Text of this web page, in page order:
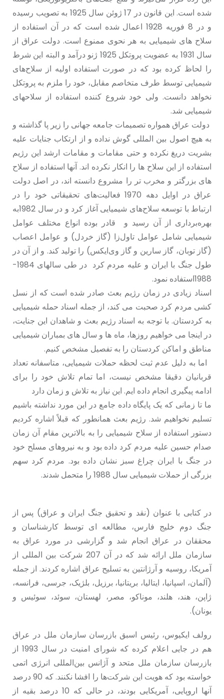
شده‌ است. این قانون در 17 ژوئن سال 1925 به تصویب رسیده
و در 8 فوریه 1928 اعمال شده است کە در آن استفاده از
سلاح های شیمیایی به هر نحوی ممنوع است. دولت عراق از
سال 1931 به عضویت پروتکل 1925 ژنو درآمد و البته این شرط
را لحاظ کرده بود که در صورت استفاده‌ اولیه از سلاح‌های
شیمیایی توسط طرف متخاصم مقابل، خود را ملزم به پروتکل
نخواهد دانست. ولی خود شروع کنندە استفادە از سلاحهای
شیمیایی شد.
دولت عراق همواره تصمیمات جامعه جهانی را زیر پا گذاشته و
به هیچ اصول بین المللی گوش نداده و از ارتکاب جنایات علیه
بشریت دریغ نکرده و حتی مقامات و مقامات ارشد این رژیم
استفاده از این سلاح ها را انکار نکرده اند. آنها استفاده از سلاح
های بزرگتر و مخرب تر را مشروع دانسته اند، در اصل دولت
عراق در اوایل دهه‌ 1970 فعالیت‌های تحقیقاتی خود را در
ارتباط با توسعه‌ سلاح‌های شیمیایی آغاز کرد و در سال 1982بە
بهرەبرداری از آن رسید و قادر بوده انواع مختلف عوامل
شیمیایی شامل عوامل تاول‌زا (گاز خردل) و عوامل اعصاب
(گاز توبان، گاز سارین و گاز وی‌ایکس) را تولید کند. و از آن در
طول جنگ با ایران و علیە مردم کرد در طی سالهای 1984-
1988استفادە نمود.
اسناد زیادی در زمان رژیم بعث صادر شده است که از نسل
کشی مردم کرد صحبت می کند، از جمله اسناد حمله شیمیایی
به کردستان. با توجه به اسناد رژیم بعث و شاهدان این جنایت،
در اینجا می خواهیم روزها، ماه ها و سال های بمباران شیمیایی
مناطق و اماکن کردستان را به تفصیل مشخص کنیم.
اما به دلیل عدم ثبت لحظه حملات شیمیایی، متاسفانه تعداد
قربانیان دقیقا مشخص نیست، اما تمام تلاش خود را برای
ادامه پیگیری انجام داده ایم. این نیاز به تلاش و زمان دارد
ما تا زمانی که یک پایگاه داده جامع در این مورد نداشته باشیم
تسلیم نخواهیم شد. رژیم بعث همانطور که قبلاً اشاره کردیم
دستور استفاده از سلاح شیمیایی را به بالاترین مقام آن زمان
صدام حسین علیه مردم کرد داده بود و به نیروهای مسلح خود
در جنگ با ایران چراغ سبز نشان داده بود. مردم کرد سهم
بزرگی از حملات شیمیایی سال 1988 را متحمل شدند.
در کتابی با عنوان (نقد و تحقیق جنگ ایران و عراق) پس از
جنگ دوم خلیج فارس، مطالعه ای توسط کارشناسان و
محققان در عراق انجام شد و گزارشی در مورد عراق به
سازمان ملل ارائه شد که در آن 207 شرکت بین المللی از
آمریکا، روسیه و آرژانتین به تسلیح عراق اشاره کردند. از جملە
(آلمان، اسپانیا، ایتالیا، بریتانیا، برزیل، بلژیک، جرسی، فرانسه،
ژاپن، هند، هلند، موناکو، مصر، لهستان، سوئد، سوئیس و
یونان).
رولف ایکیوس، رئیس اسبق بازرسان سازمان ملل در عراق
هم در جایی اعلام کرده که شورای امنیت در سال 1993 از
بازرسان سازمان ملل متحد و آژانس بین‌المللی انرژی اتمی
خواسته بود که هویت این شرکت‌ها را افشا نکنند. کە 90 درصد
آنها اروپایی، آمریکایی بودند، در حالی که 10 درصد بقیه از